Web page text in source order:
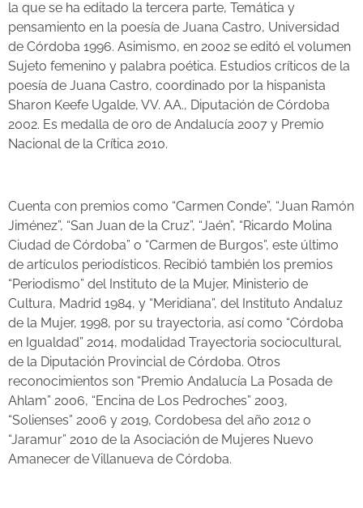
la que se ha editado la tercera parte, Temática y
pensamiento en la poesía de Juana Castro, Universidad
de Córdoba 1996. Asimismo, en 2002 se editó el volumen
Sujeto femenino y palabra poética. Estudios críticos de la
poesía de Juana Castro, coordinado por la hispanista
Sharon Keefe Ugalde, VV. AA., Diputación de Córdoba
2002. Es medalla de oro de Andalucía 2007 y Premio
Nacional de la Crítica 2010.
Cuenta con premios como “Carmen Conde”, “Juan Ramón
Jiménez”, “San Juan de la Cruz”, “Jaén”, “Ricardo Molina
Ciudad de Córdoba” o “Carmen de Burgos”, este último
de artículos periodísticos. Recibió también los premios
“Periodismo” del Instituto de la Mujer, Ministerio de
Cultura, Madrid 1984, y “Meridiana”, del Instituto Andaluz
de la Mujer, 1998, por su trayectoria, así como “Córdoba
en Igualdad” 2014, modalidad Trayectoria sociocultural,
de la Diputación Provincial de Córdoba. Otros
reconocimientos son “Premio Andalucía La Posada de
Ahlam” 2006, “Encina de Los Pedroches” 2003,
“Solienses” 2006 y 2019, Cordobesa del año 2012 o
“Jaramur” 2010 de la Asociación de Mujeres Nuevo
Amanecer de Villanueva de Córdoba.